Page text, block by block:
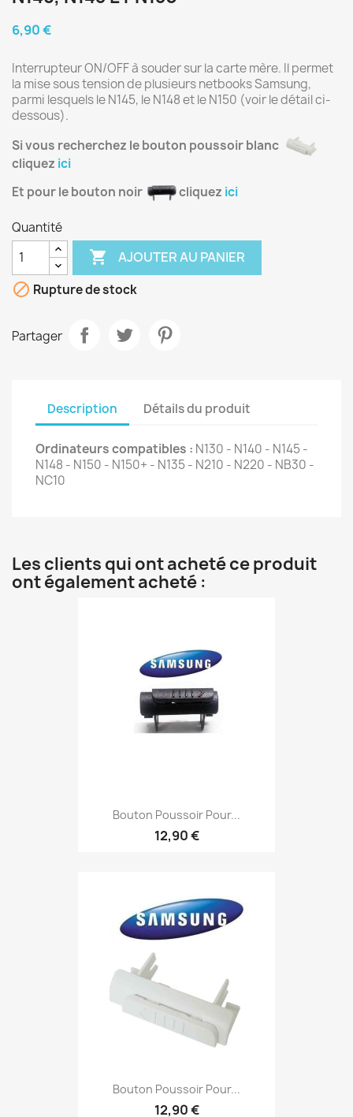
6,90 €
Interrupteur ON/OFF à souder sur la carte mère. Il permet
la mise sous tension de plusieurs netbooks Samsung,
parmi lesquels le N145, le N148 et le N150 (voir le détail ci-
dessous).
Si vous recherchez le bouton poussoir blanc
cliquez ici
Et pour le bouton noir
cliquez ici
Quantité
 AJOUTER AU PANIER
 Rupture de stock
Partager
Description Détails du produit
Ordinateurs compatibles : N130 - N140 - N145 -
N148 - N150 - N150+ - N135 - N210 - N220 - NB30 -
NC10
Les clients qui ont acheté ce produit
ont également acheté :
Bouton Poussoir Pour...
12,90 €
Bouton Poussoir Pour...
12,90 €